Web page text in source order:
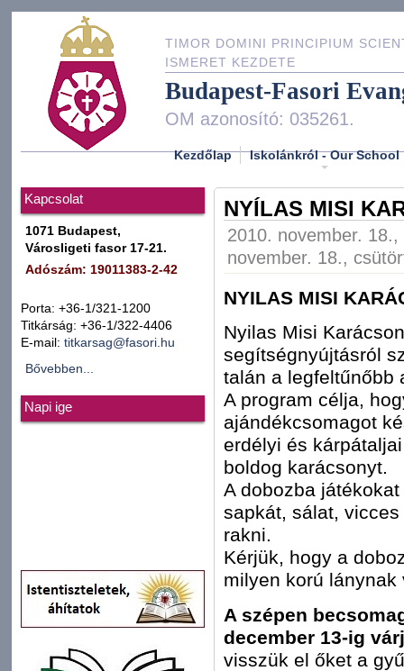
TIMOR DOMINI PRINCIPIUM
ISMERET KEZDETE
Budapest-Fasori
OM azonosító: 035261.
Kezdőlap Iskolánkról - Our School
Kapcsolat
1071 Budapest,
Városligeti fasor 17-21.
Adószám: 19011383-2-42
Porta: +36-1/321-1200
Titkárság: +36-1/322-4406
E-mail: titkarsag@fasori.hu
Bővebben...
Napi ige
NYÍLAS MISI
2010. november.
november. 18.,
NYILAS MISI
Nyilas Misi
segítségnyújtásról
talán a legfeltűnőbb
A program célja,
ajándékcsomagot
erdélyi és
boldog karácsonyt.
A dobozba
sapkát, sálat,
rakni.
Kérjük, hogy a
milyen korú
A szépen
december 13-ig
visszük el őket a